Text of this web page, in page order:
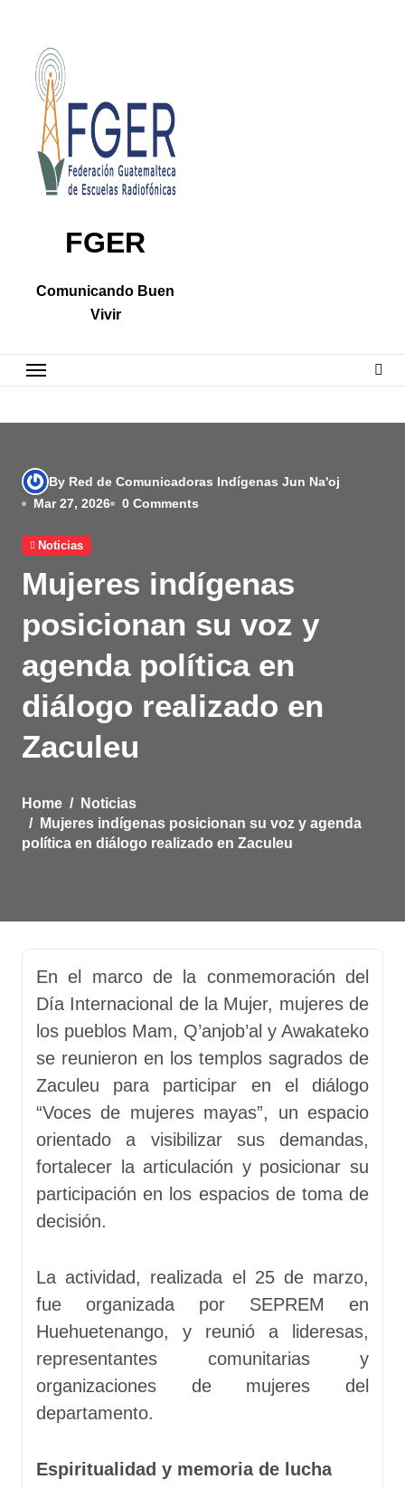
content
FGER
Comunicando Buen
Vivir
By Red de Comunicadoras Indígenas Jun Na'oj
Mar 27, 2026
0 Comments
Noticias
Mujeres indígenas
posicionan su voz y
agenda política en
diálogo realizado en
Zaculeu
Home
Noticias
Mujeres indígenas posicionan su voz y agenda
política en diálogo realizado en Zaculeu
En el marco de la conmemoración del
Día Internacional de la Mujer, mujeres de
los pueblos Mam, Q’anjob’al y Awakateko
se reunieron en los templos sagrados de
Zaculeu para participar en el diálogo
“Voces de mujeres mayas”, un espacio
orientado a visibilizar sus demandas,
fortalecer la articulación y posicionar su
participación en los espacios de toma de
decisión.
La actividad, realizada el 25 de marzo,
fue organizada por SEPREM en
Huehuetenango, y reunió a lideresas,
representantes comunitarias y
organizaciones de mujeres del
departamento.
Espiritualidad y memoria de lucha